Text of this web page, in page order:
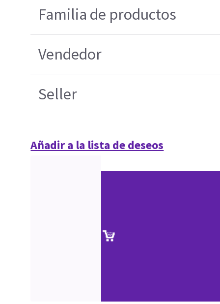
Familia de productos
Vendedor
Seller
Añadir a la lista de deseos